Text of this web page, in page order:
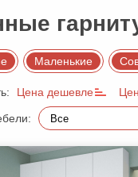
Маленькие
Цена дешевле